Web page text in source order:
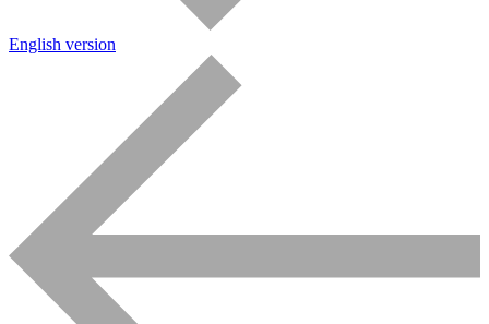
English version